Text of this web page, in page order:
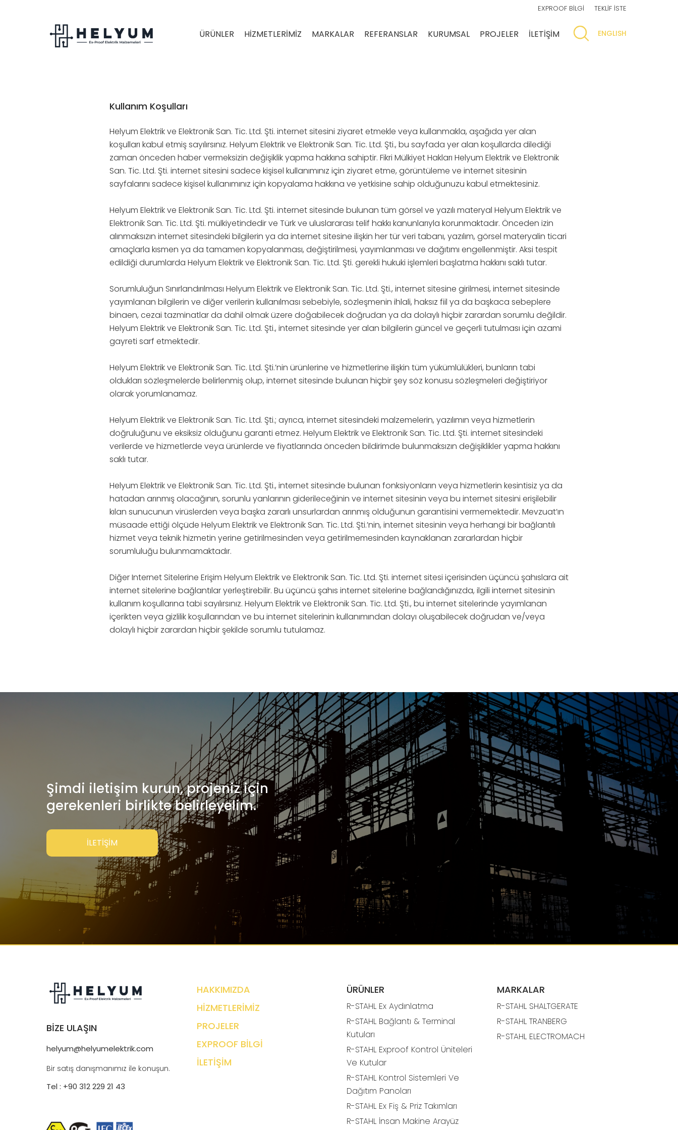
TEKLİF İSTE
EXPROOF BİLGİ
ENGLISH
ÜRÜNLER HİZMETLERİMİZ MARKALAR REFERANSLAR KURUMSAL PROJELER İLETİŞİM
Kullanım Koşulları
Helyum Elektrik ve Elektronik San. Tic. Ltd. Şti. internet sitesini ziyaret etmekle veya kullanmakla, aşağıda yer alan
koşulları kabul etmiş sayılırsınız. Helyum Elektrik ve Elektronik San. Tic. Ltd. Şti., bu sayfada yer alan koşullarda dilediği
zaman önceden haber vermeksizin değişiklik yapma hakkına sahiptir. Fikri Mülkiyet Hakları Helyum Elektrik ve Elektronik
San. Tic. Ltd. Şti. internet sitesini sadece kişisel kullanımınız için ziyaret etme, görüntüleme ve internet sitesinin
sayfalarını sadece kişisel kullanımınız için kopyalama hakkına ve yetkisine sahip olduğunuzu kabul etmektesiniz.
Helyum Elektrik ve Elektronik San. Tic. Ltd. Şti. internet sitesinde bulunan tüm görsel ve yazılı materyal Helyum Elektrik ve
Elektronik San. Tic. Ltd. Şti. mülkiyetindedir ve Türk ve uluslararası telif hakkı kanunlarıyla korunmaktadır. Önceden izin
alınmaksızın internet sitesindeki bilgilerin ya da internet sitesine ilişkin her tür veri tabanı, yazılım, görsel materyalin ticari
amaçlarla kısmen ya da tamamen kopyalanması, değiştirilmesi, yayımlanması ve dağıtımı engellenmiştir. Aksi tespit
edildiği durumlarda Helyum Elektrik ve Elektronik San. Tic. Ltd. Şti. gerekli hukuki işlemleri başlatma hakkını saklı tutar.
Sorumluluğun Sınırlandırılması Helyum Elektrik ve Elektronik San. Tic. Ltd. Şti., internet sitesine girilmesi, internet sitesinde
yayımlanan bilgilerin ve diğer verilerin kullanılması sebebiyle, sözleşmenin ihlali, haksız fiil ya da başkaca sebeplere
binaen, cezai tazminatlar da dahil olmak üzere doğabilecek doğrudan ya da dolaylı hiçbir zarardan sorumlu değildir.
Helyum Elektrik ve Elektronik San. Tic. Ltd. Şti., internet sitesinde yer alan bilgilerin güncel ve geçerli tutulması için azami
gayreti sarf etmektedir.
Helyum Elektrik ve Elektronik San. Tic. Ltd. Şti.’nin ürünlerine ve hizmetlerine ilişkin tüm yükümlülükleri, bunların tabi
oldukları sözleşmelerde belirlenmiş olup, internet sitesinde bulunan hiçbir şey söz konusu sözleşmeleri değiştiriyor
olarak yorumlanamaz.
Helyum Elektrik ve Elektronik San. Tic. Ltd. Şti.; ayrıca, internet sitesindeki malzemelerin, yazılımın veya hizmetlerin
doğruluğunu ve eksiksiz olduğunu garanti etmez. Helyum Elektrik ve Elektronik San. Tic. Ltd. Şti. internet sitesindeki
verilerde ve hizmetlerde veya ürünlerde ve fiyatlarında önceden bildirimde bulunmaksızın değişiklikler yapma hakkını
saklı tutar.
Helyum Elektrik ve Elektronik San. Tic. Ltd. Şti., internet sitesinde bulunan fonksiyonların veya hizmetlerin kesintisiz ya da
hatadan arınmış olacağının, sorunlu yanlarının giderileceğinin ve internet sitesinin veya bu internet sitesini erişilebilir
kılan sunucunun virüslerden veya başka zararlı unsurlardan arınmış olduğunun garantisini vermemektedir. Mevzuat’ın
müsaade ettiği ölçüde Helyum Elektrik ve Elektronik San. Tic. Ltd. Şti.’nin, internet sitesinin veya herhangi bir bağlantılı
hizmet veya teknik hizmetin yerine getirilmesinden veya getirilmemesinden kaynaklanan zararlardan hiçbir
sorumluluğu bulunmamaktadır.
Diğer Internet Sitelerine Erişim Helyum Elektrik ve Elektronik San. Tic. Ltd. Şti. internet sitesi içerisinden üçüncü şahıslara ait
internet sitelerine bağlantılar yerleştirebilir. Bu üçüncü şahıs internet sitelerine bağlandığınızda, ilgili internet sitesinin
kullanım koşullarına tabi sayılırsınız. Helyum Elektrik ve Elektronik San. Tic. Ltd. Şti., bu internet sitelerinde yayımlanan
içerikten veya gizlilik koşullarından ve bu internet sitelerinin kullanımından dolayı oluşabilecek doğrudan ve/veya
dolaylı hiçbir zarardan hiçbir şekilde sorumlu tutulamaz.
Şimdi iletişim kurun, projeniz için
gerekenleri birlikte belirleyelim.
İLETİŞİM
BİZE ULAŞIN
helyum@helyumelektrik.com
Bir satış danışmanımız ile konuşun.
Tel : +90 312 229 21 43
HAKKIMIZDA
HİZMETLERİMİZ
PROJELER
EXPROOF BİLGİ
İLETİŞİM
ÜRÜNLER
R-STAHL Ex Aydınlatma
R-STAHL Bağlantı & Terminal
Kutuları
R-STAHL Exproof Kontrol Üniteleri
Ve Kutular
R-STAHL Kontrol Sistemleri Ve
Dağıtım Panoları
R-STAHL Ex Fiş & Priz Takımları
R-STAHL İnsan Makine Arayüz
MARKALAR
R-STAHL SHALTGERATE
R-STAHL TRANBERG
R-STAHL ELECTROMACH